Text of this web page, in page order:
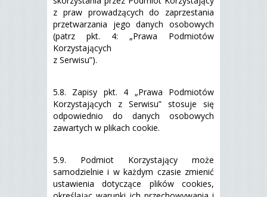
z praw prowadzących do zaprzestania
przetwarzania jego danych osobowych
(patrz pkt. 4: „Prawa Podmiotów
Korzystających
z Serwisu”).
5.8. Zapisy pkt. 4 „Prawa Podmiotów
Korzystających z Serwisu” stosuje się
odpowiednio do danych osobowych
zawartych w plikach cookie.
5.9. Podmiot Korzystający może
samodzielnie i w każdym czasie zmienić
ustawienia dotyczące plików cookies,